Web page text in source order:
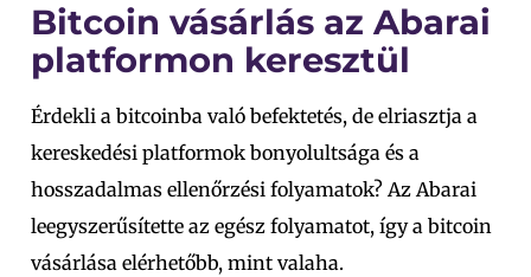
Bitcoin vásárlás az Abarai
platformon keresztül
Érdekli a bitcoinba való befektetés, de elriasztja a
kereskedési platformok bonyolultsága és a
hosszadalmas ellenőrzési folyamatok? Az Abarai
leegyszerűsítette az egész folyamatot, így a bitcoin
vásárlása elérhetőbb, mint valaha.